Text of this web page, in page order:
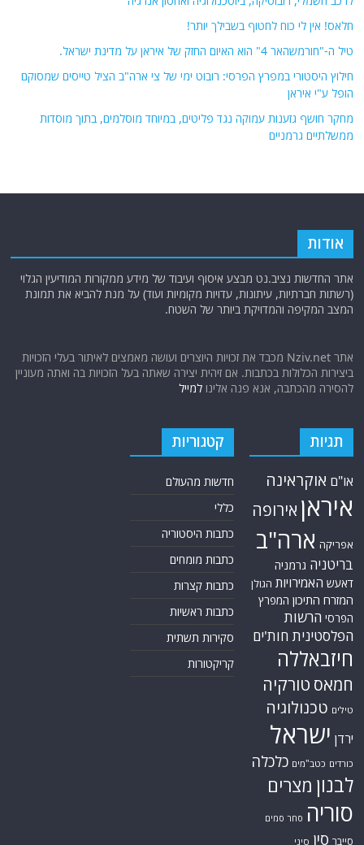
חלאס! אין לי כוח לחטוף בשבילך יותר!
טיל ה-"חורמשהאר 4" הוא האיום החזק של איראן על מדינת ישראל.
חילוץ היסטורי במפרץ הפרסי: רובוט ימי של צי ארה"ב הציל טייסים שמסוקם
הופל ע"י איראן
מחקר חושף גזענות עמוקה נגד פליטים, במיוחד מוסלמים, בתוך מוסדות
ממשלתיים גרמניים
אודות
אתר החדשות נציב.נט מבצע איסוף ועיבוד של מידע ממקורות המודיעין הגלוי
(רשתות חברתיות, עיתונות, עדויות מקומיות ועוד) על מנת להביא את תמונת
המצב המקיפה והמדויקת ביותר של השטח.
אתר Nziv.net מכבד את זכויות היוצרים ועושה מאמצים לאיתור בעלי הזכויות
ביצירות הכלולות בכתבות. אם זיהית יצירה שאתה בעל הזכויות בה ואתה מעוניין
להסירה מהכתבה, אנא פנה אלינולמייל
תגיות
או"ם אוקראינה
איראן אירופה
אפריקה ארה"ב
בריטניה גרמניה
דאעש האמירויות הגולן
המזרח התיכון המפרץ
הפרסי הרשות
הפלסטינית חות'ים
חיזבאללה
חמאס טורקיה
טילים טכנולוגיה
ירדן ישראל
כורדים כטב"מים כלכלה
לבנון מצרים
סוריה סחר סמים
סייבר סין סיני
קטגוריות
חדשות מהעולם
כללי
כתבות היסטוריה
כתבות מומחים
כתבות קצרות
כתבות ראשיות
סקירות תשתית
קריקטורות